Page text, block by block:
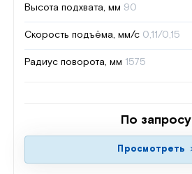
Высота подхвата, мм 90
Скорость подъёма, мм/с 0,11/0,15
Радиус поворота, мм 1575
По запросу
Просмотреть